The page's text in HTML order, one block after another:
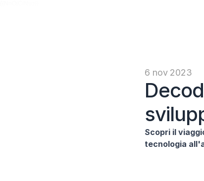
6 nov 2023
Scopri il
tecnologia